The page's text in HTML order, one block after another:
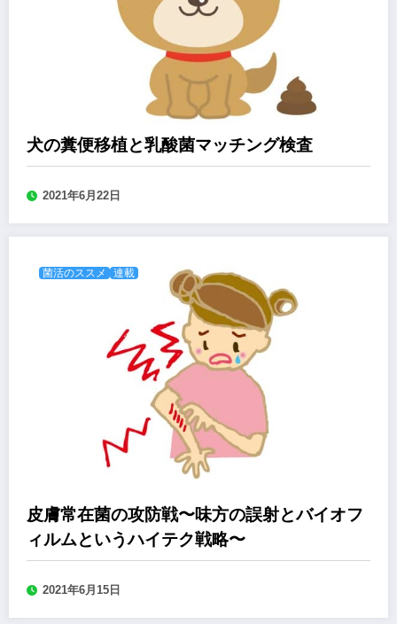
犬の糞便移植と乳酸菌マッチング検査
2021年6月22日
菌活のススメ 連載
皮膚常在菌の攻防戦〜味方の誤射とバイオフ
ィルムというハイテク戦略〜
2021年6月15日